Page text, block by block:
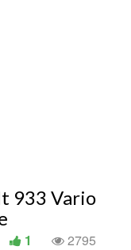
933 Vario
2795
1